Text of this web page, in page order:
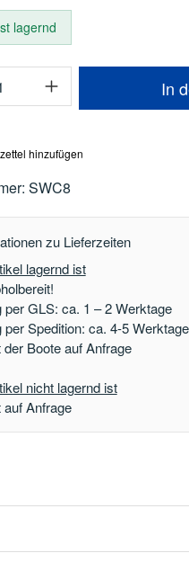
lagernd
Anzahl: Gib denIn
hinzufügen
SWC8
zu Lieferzeiten
lagernd ist
per GLS: ca. 1 – 2 Werktage
per Spedition: ca. 4-5 Werktage
der Boote auf Anfrage
nicht lagernd ist
auf Anfrage